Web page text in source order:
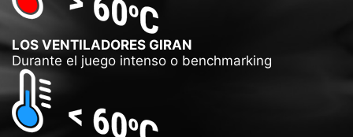
LOS VENTILADORES GIRAN
Durante el juego intenso o benchmarking